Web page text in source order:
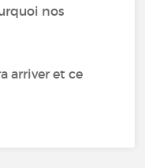
nos
arriver et ce